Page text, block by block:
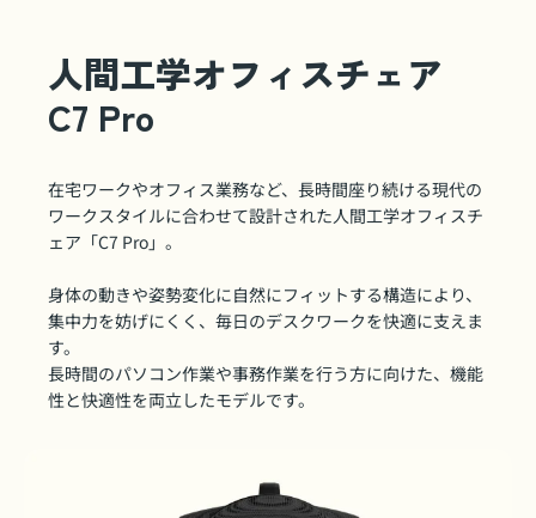
人間工学オフィスチェア
C7 Pro
在宅ワークやオフィス業務など、長時間座り続ける現代の
ワークスタイルに合わせて設計された人間工学オフィスチ
ェア「C7 Pro」。
身体の動きや姿勢変化に自然にフィットする構造により、
集中力を妨げにくく、毎日のデスクワークを快適に支えま
す。
長時間のパソコン作業や事務作業を行う方に向けた、機能
性と快適性を両立したモデルです。